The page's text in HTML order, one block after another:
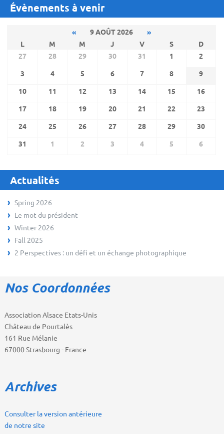
Évènements à venir
« 9 AOÛT 2026
»
L
M M J V S
D
27
28 29 30 31 1
2
3
4 5 6 7 8
9
10
11 12 13 14 15
16
17
18 19 20 21 22
23
24
25 26 27 28 29
30
31
1 2 3 4 5 6
Actualités
Spring 2026
Le mot du président
Winter 2026
Fall 2025
2 Perspectives : un défi et un échange photographique
Nos Coordonnées
Association Alsace Etats-Unis
Château de Pourtalès
161 Rue Mélanie
67000 Strasbourg - France
Archives
Consulter la version antérieure
de notre site